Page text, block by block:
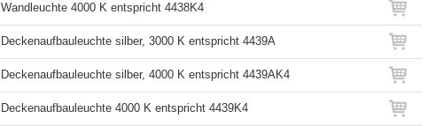
Wandleuchte 4000 K entspricht 4438K4
Deckenaufbauleuchte silber, 3000 K entspricht 4439A
Deckenaufbauleuchte silber, 4000 K entspricht 4439AK4
Deckenaufbauleuchte 4000 K entspricht 4439K4